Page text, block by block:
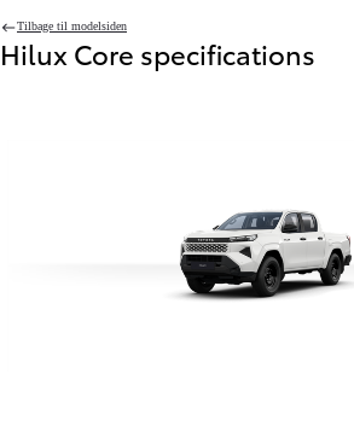
Tilbage til modelsiden
Hilux Core specifications